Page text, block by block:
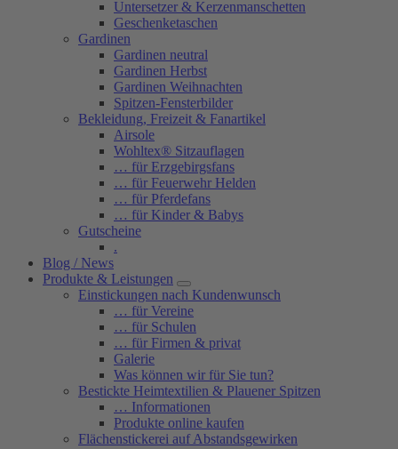
Untersetzer & Kerzenmanschetten
Geschenketaschen
Gardinen
Gardinen neutral
Gardinen Herbst
Gardinen Weihnachten
Spitzen-Fensterbilder
Bekleidung, Freizeit & Fanartikel
Airsole
Wohltex® Sitzauflagen
… für Erzgebirgsfans
… für Feuerwehr Helden
… für Pferdefans
… für Kinder & Babys
Gutscheine
.
Blog / News
Produkte & Leistungen
Einstickungen nach Kundenwunsch
… für Vereine
… für Schulen
… für Firmen & privat
Galerie
Was können wir für Sie tun?
Bestickte Heimtextilien & Plauener Spitzen
… Informationen
Produkte online kaufen
Flächenstickerei auf Abstandsgewirken